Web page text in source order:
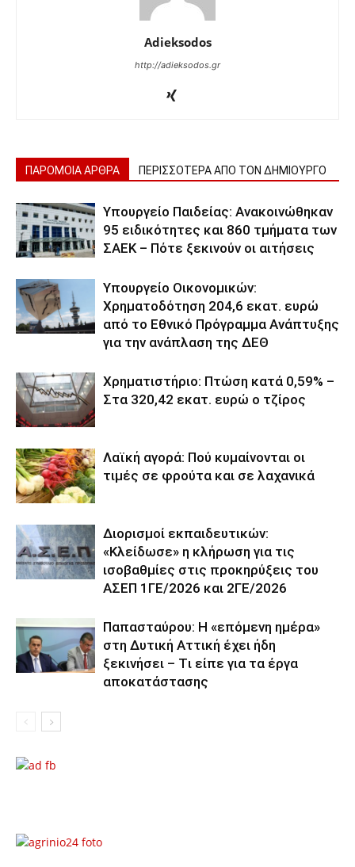
Adieksodos
http://adieksodos.gr
ΠΑΡΟΜΟΙΑ ΑΡΘΡΑ ΠΕΡΙΣΣΟΤΕΡΑ ΑΠΟ ΤΟΝ ΔΗΜΙΟΥΡΓΟ
Υπουργείο Παιδείας: Ανακοινώθηκαν
95 ειδικότητες και 860 τμήματα των
ΣΑΕΚ – Πότε ξεκινούν οι αιτήσεις
Υπουργείο Οικονομικών:
Χρηματοδότηση 204,6 εκατ. ευρώ
από το Εθνικό Πρόγραμμα Ανάπτυξης
για την ανάπλαση της ΔΕΘ
Χρηματιστήριο: Πτώση κατά 0,59% –
Στα 320,42 εκατ. ευρώ ο τζίρος
Λαϊκή αγορά: Πού κυμαίνονται οι
τιμές σε φρούτα και σε λαχανικά
Διορισμοί εκπαιδευτικών:
«Κλείδωσε» η κλήρωση για τις
ισοβαθμίες στις προκηρύξεις του
ΑΣΕΠ 1ΓΕ/2026 και 2ΓΕ/2026
Παπασταύρου: Η «επόμενη ημέρα»
στη Δυτική Αττική έχει ήδη
ξεκινήσει – Tι είπε για τα έργα
αποκατάστασης